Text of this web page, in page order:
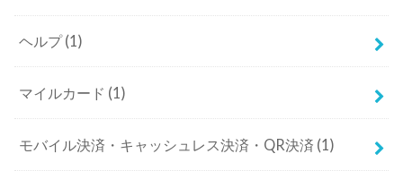
ヘルプ(1)
マイルカード (1)
モバイル決済・キャッシュレス決済・QR決済 (1)